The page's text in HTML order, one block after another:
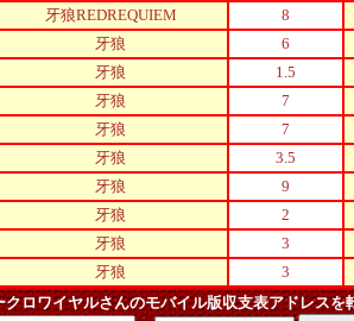
牙狼REDREQUIEM 8
牙狼 6
牙狼 1.5
牙狼 7
牙狼 7
牙狼 3.5
牙狼 9
牙狼 2
牙狼 3
牙狼 3
クロワイヤルさんのモバイル版収支表アドレスを